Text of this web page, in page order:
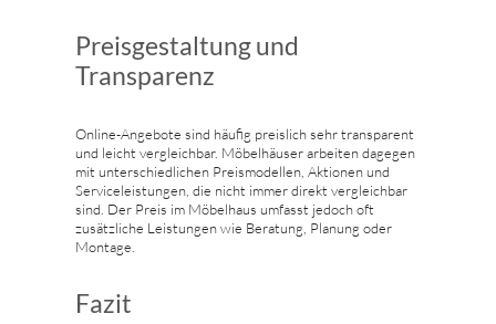
Preisgestaltung und
Transparenz
Online-Angebote sind häufig preislich sehr transparent
und leicht vergleichbar. Möbelhäuser arbeiten dagegen
mit unterschiedlichen Preismodellen, Aktionen und
Serviceleistungen, die nicht immer direkt vergleichbar
sind. Der Preis im Möbelhaus umfasst jedoch oft
zusätzliche Leistungen wie Beratung, Planung oder
Montage.
Fazit